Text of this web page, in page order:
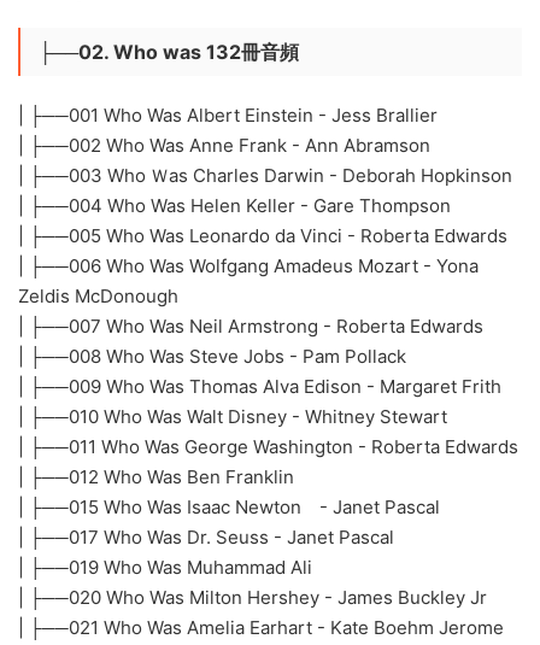
├──02. Who was 132冊音頻
| ├──001 Who Was Albert Einstein - Jess Brallier
| ├──002 Who Was Anne Frank - Ann Abramson
| ├──003 Who Ｗas Charles Darwin - Deborah Hopkinson
| ├──004 Who Was Helen Keller - Gare Thompson
| ├──005 Who Was Leonardo da Vinci - Roberta Edwards
| ├──006 Who Was Wolfgang Amadeus Mozart - Yona
Zeldis McDonough
| ├──007 Who Was Neil Armstrong - Roberta Edwards
| ├──008 Who Was Steve Jobs - Pam Pollack
| ├──009 Who Was Thomas Alva Edison - Margaret Frith
| ├──010 Who Was Walt Disney - Whitney Stewart
| ├──011 Who Was George Washington - Roberta Edwards
| ├──012 Who Was Ben Franklin
| ├──015 Who Was Isaac Newton - Janet Pascal
| ├──017 Who Was Dr. Seuss - Janet Pascal
| ├──019 Who Was Muhammad Ali
| ├──020 Who Was Milton Hershey - James Buckley Jr
| ├──021 Who Was Amelia Earhart - Kate Boehm Jerome